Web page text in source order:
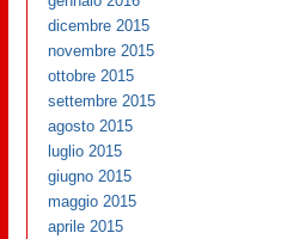
dicembre 2015
novembre 2015
ottobre 2015
settembre 2015
agosto 2015
luglio 2015
giugno 2015
maggio 2015
aprile 2015